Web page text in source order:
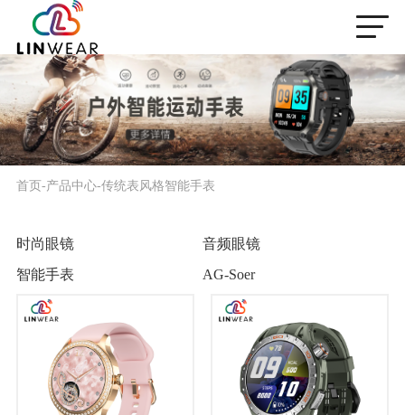
首页-产品中心-传统表风格智能手表
时尚眼镜
音频眼镜
智能手表
AG-Soer